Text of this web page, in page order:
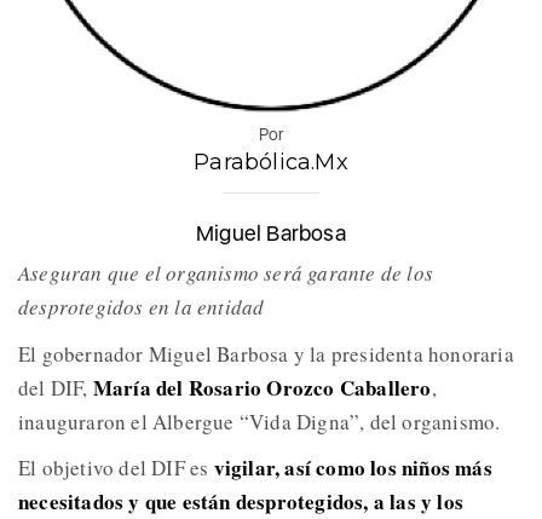
Por
Parabólica.Mx
Miguel Barbosa
Aseguran que el organismo será garante de los
desprotegidos en la entidad
El gobernador Miguel Barbosa y la presidenta honoraria
del DIF, María del Rosario Orozco Caballero,
inauguraron el Albergue “Vida Digna”, del organismo.
El objetivo del DIF es vigilar, así como los niños más
necesitados y que están desprotegidos, a las y los